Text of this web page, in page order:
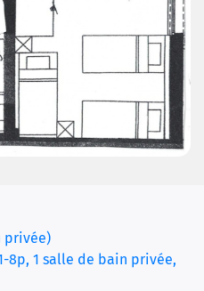
privée)
8p, 1 salle de bain privée,